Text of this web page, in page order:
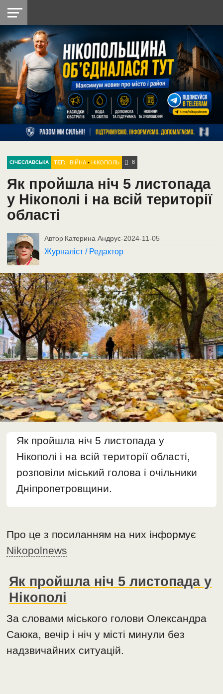
НІКОПОЛЬ
РАЙОН
СІЧЕСЛАВСЬКА
УКРАЇНА
РЕТРО
НІКОПОЛЬ
ЛАЙТ
УКРАЇНА
ДОПОМОГА
РАДІО
СІЧЕСЛАВСЬКА ТЕГ: ВІЙНА •НІКОПОЛЬ 8
Як пройшла ніч 5 листопада
у Нікополі і на всій території
області
Автор Катерина Андрус-2024-11-05
Журналіст / Редактор
Як пройшла ніч 5 листопада у
Нікополі і на всій території області,
розповіли міський голова і очільники
Дніпропетровщини.
Про це з посиланням на них інформує
Nikopolnews
Як пройшла ніч 5 листопада у
Нікополі
За словами міського голови Олександра
Саюка, вечір і ніч у місті минули без
надзвичайних ситуацій.